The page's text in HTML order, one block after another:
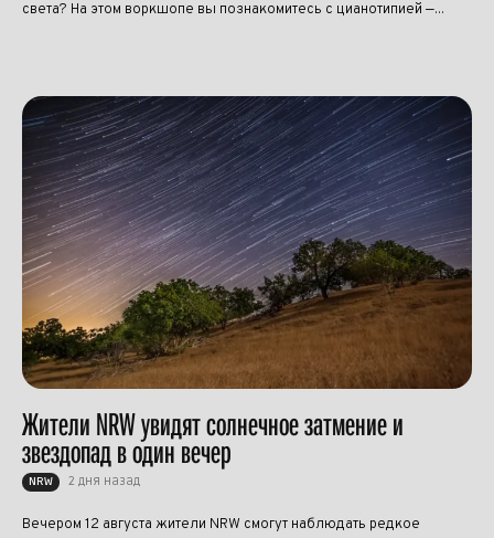
света? На этом воркшопе вы познакомитесь с цианотипией —...
Жители NRW увидят солнечное затмение и
звездопад в один вечер
NRW 2 дня назад
Вечером 12 августа жители NRW смогут наблюдать редкое